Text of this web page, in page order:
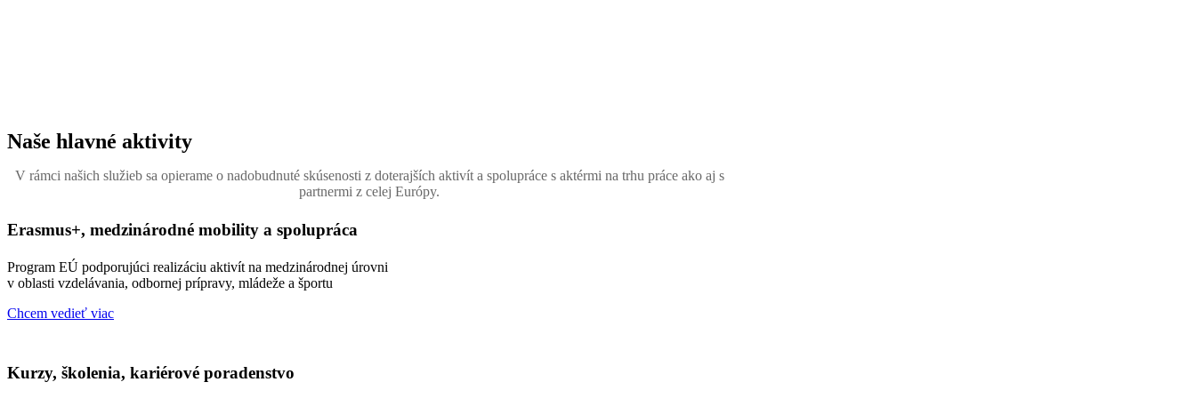
Naše hlavné aktivity
V rámci našich služieb sa opierame o nadobudnuté skúsenosti z doterajších aktivít a spolupráce s aktérmi na trhu práce ako aj s
partnermi z celej Európy.
Erasmus+, medzinárodné mobility a spolupráca
Program EÚ podporujúci realizáciu aktivít na medzinárodnej úrovni
v oblasti vzdelávania, odbornej prípravy, mládeže a športu
Chcem vedieť viac
Kurzy, školenia, kariérové poradenstvo